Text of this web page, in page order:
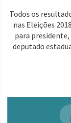
Todos os
nas Eleições
para
deputado